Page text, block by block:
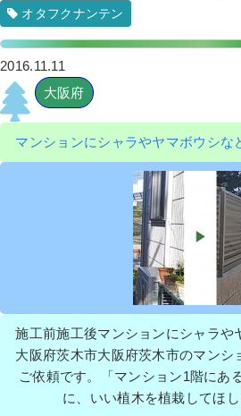
オタフクナンテン
2016.11.11
大阪府
マンションにシャラやヤマボウシ
施工前施工後マンションにシャラ
大阪府茨木市大阪府茨木市のマンシ
ご依頼です。「マンション1階にあ
に、いい植木を植栽してほ